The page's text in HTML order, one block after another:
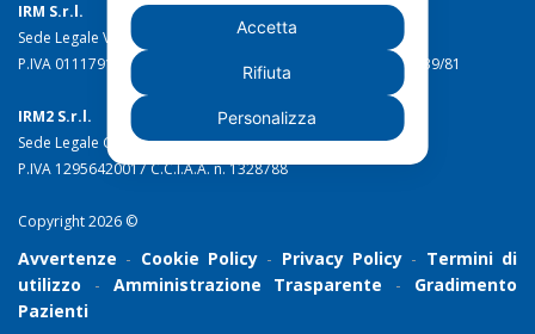
IRM S.r.l.
Sede Legale Via Torino 19 - 10044 Pianezza (TO)
P.IVA 01117910016 C.C.I.A.A. n. 49973 Reg. Trib. Torino n. 1639/81
IRM2 S.r.l.
Sede Legale C.so Stati Uniti 10/c - 10128 Torino
P.IVA 12956420017 C.C.I.A.A. n. 1328788
Copyright 2026 ©
Avvertenze - Cookie Policy - Privacy Policy - Termini di
utilizzo - Amministrazione Trasparente - Gradimento
Pazienti
Accetta
Rifiuta
Personalizza